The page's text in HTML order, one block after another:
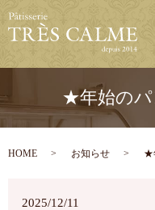
★年始のパ
HOME お知らせ ★
2025/12/11